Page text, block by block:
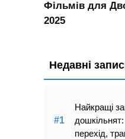
Фільмів для
2025
Недавні
Найкращі
перехід,